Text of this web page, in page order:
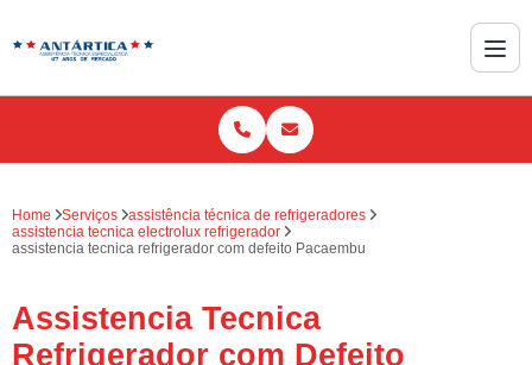
Home Serviços
assistência técnica de refrigeradores
assistencia tecnica electrolux refrigerador
assistencia tecnica refrigerador com defeito Pacaembu
Assistencia Tecnica
Refrigerador com Defeito